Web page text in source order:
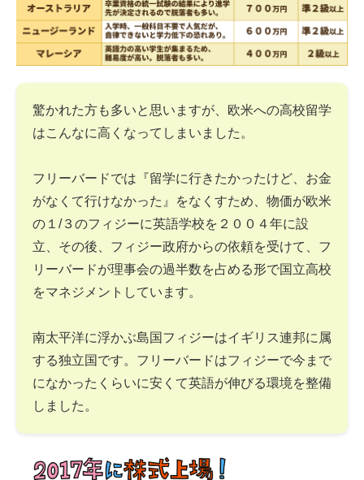
驚かれた方も多いと思いますが、欧米への高校留学
はこんなに高くなってしまいました。
フリーバードでは『留学に行きたかったけど、お金
がなくて行けなかった』をなくすため、物価が欧米
の１/３のフィジーに英語学校を２００４年に設
立、その後、フィジー政府からの依頼を受けて、フ
リーバードが理事会の過半数を占める形で国立高校
をマネジメントしています。
南太平洋に浮かぶ島国フィジーはイギリス連邦に属
する独立国です。フリーバードはフィジーで今まで
になかったくらいに安くて英語が伸びる環境を整備
しました。